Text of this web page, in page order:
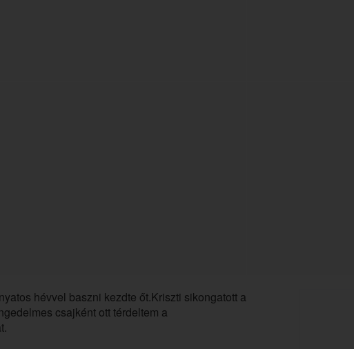
hévvel baszni kezdte őt.Kriszti sikongatott a
csajként ott térdeltem a